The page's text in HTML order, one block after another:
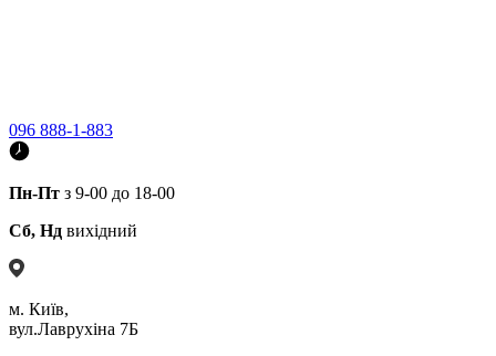
096 888-1-883
Пн-Пт з 9-00 до 18-00
Сб, Нд вихідний
м. Київ,
вул.Лаврухіна 7Б